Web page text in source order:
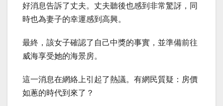
好消息告訴了丈夫。丈夫聽後也感到非常驚訝，同
時也為妻子的幸運感到高興。
最終，該女子確認了自己中獎的事實，並準備前往
威海享受她的海景房。
這一消息在網絡上引起了熱議。有網民質疑：房價
如蔥的時代到來了？